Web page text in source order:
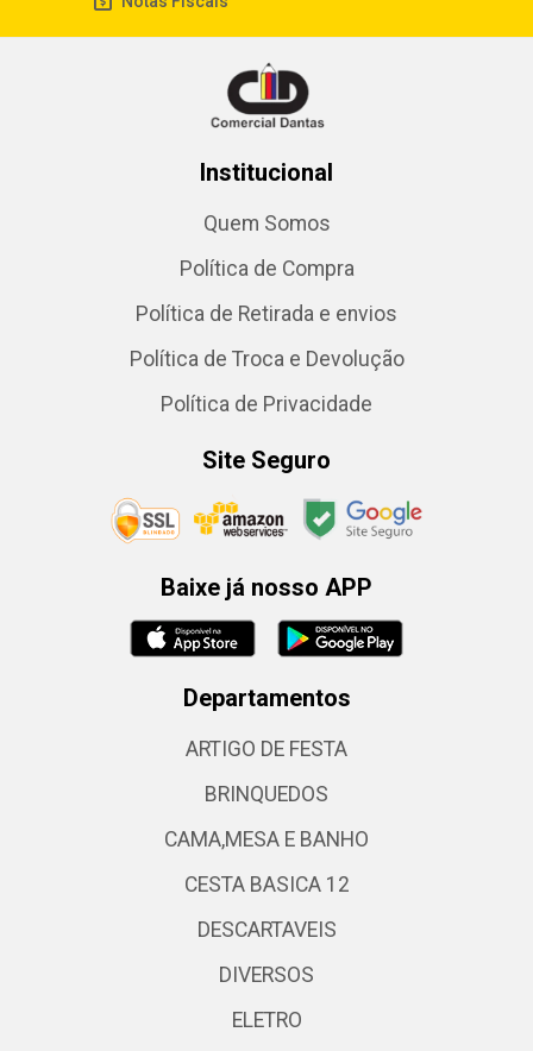
Institucional
Quem Somos
Política de Compra
Política de Retirada e envios
Política de Troca e Devolução
Política de Privacidade
Site Seguro
Baixe já nosso APP
Departamentos
ARTIGO DE FESTA
BRINQUEDOS
CAMA,MESA E BANHO
CESTA BASICA 12
DESCARTAVEIS
DIVERSOS
ELETRO